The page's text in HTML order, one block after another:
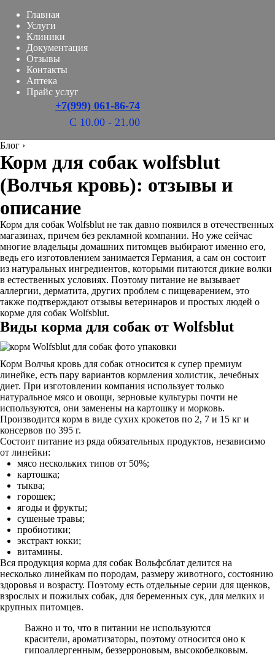
Главная
Услуги
Клиники
Документация
Отзывы
Контакты
Аптека
Прайс услуг
+7(999) 061-86-74
С 10.00 - 21.00
Блог ›
Корм для собак wolfsblut
(Волчья кровь): отзывы и
описание
Корм для собак Wolfsblut не так давно появился в отечественных
магазинах, причем без рекламной компании. Но уже сейчас
многие владельцы домашних питомцев выбирают именно его,
ведь его изготовлением занимается Германия, а сам он состоит
из натуральных ингредиентов, которыми питаются дикие волки
в естественных условиях. Поэтому питание не вызывает
аллергии, дерматита, других проблем с пищеварением, это
также подтверждают отзывы ветеринаров и простых людей о
корме для собак Wolfsblut.
Виды корма для собак от Wolfsblut
Корм Волчья кровь для собак относится к супер премиум
линейке, есть пару вариантов кормления холистик, лечебных
диет. При изготовлении компания использует только
натуральное мясо и овощи, зерновые культуры почти не
используются, они заменены на картошку и морковь.
Производится корм в виде сухих крокетов по 2, 7 и 15 кг и
консервов по 395 г.
Состоит питание из ряда обязательных продуктов, независимо
от линейки:
мясо нескольких типов от 50%;
картошка;
тыква;
горошек;
ягоды и фрукты;
сушеные травы;
пробиотики;
экстракт юкки;
витамины.
Вся продукция корма для собак Вольфсблат делится на
несколько линейкам по породам, размеру животного, состоянию
здоровья и возрасту. Поэтому есть отдельные серии для щенков,
взрослых и пожилых собак, для беременных сук, для мелких и
крупных питомцев.
Важно и то, что в питании не используются
красители, ароматизаторы, поэтому относится оно к
гипоаллергенным, беззерроновым, высокобелковым.